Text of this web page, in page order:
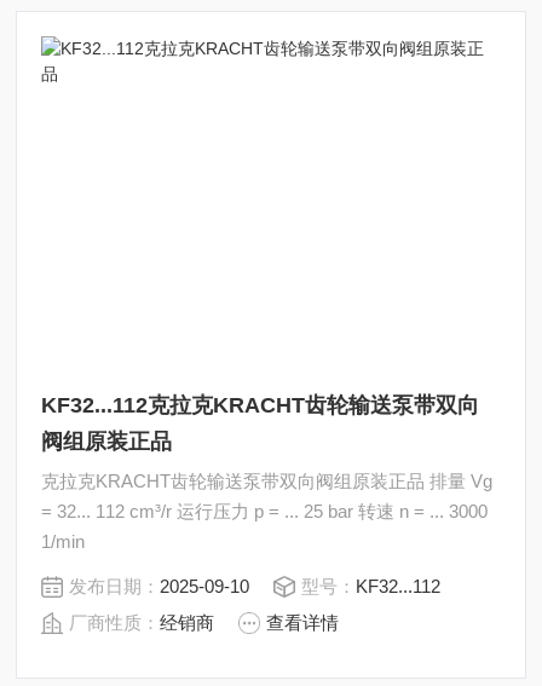
KF32...112克拉克KRACHT齿轮输送泵带双向
阀组原装正品
克拉克KRACHT齿轮输送泵带双向阀组原装正品 排量 Vg
= 32... 112 cm³/r 运行压力 p = ... 25 bar 转速 n = ... 3000
1/min
发布日期： 2025-09-10 型号： KF32...112
厂商性质：经销商 查看详情